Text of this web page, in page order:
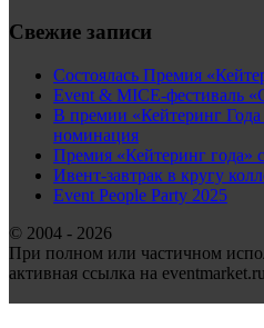
Свежие записи
Состоялась Премия
Event & MICE-фестиваль
В премии «Кейтеринг Года
номинация
Премия «Кейтеринг года»
Ивент-завтрак в кругу
Event People Party 2025
© 2004 - 2026
При полном или частичном
активная ссылка на